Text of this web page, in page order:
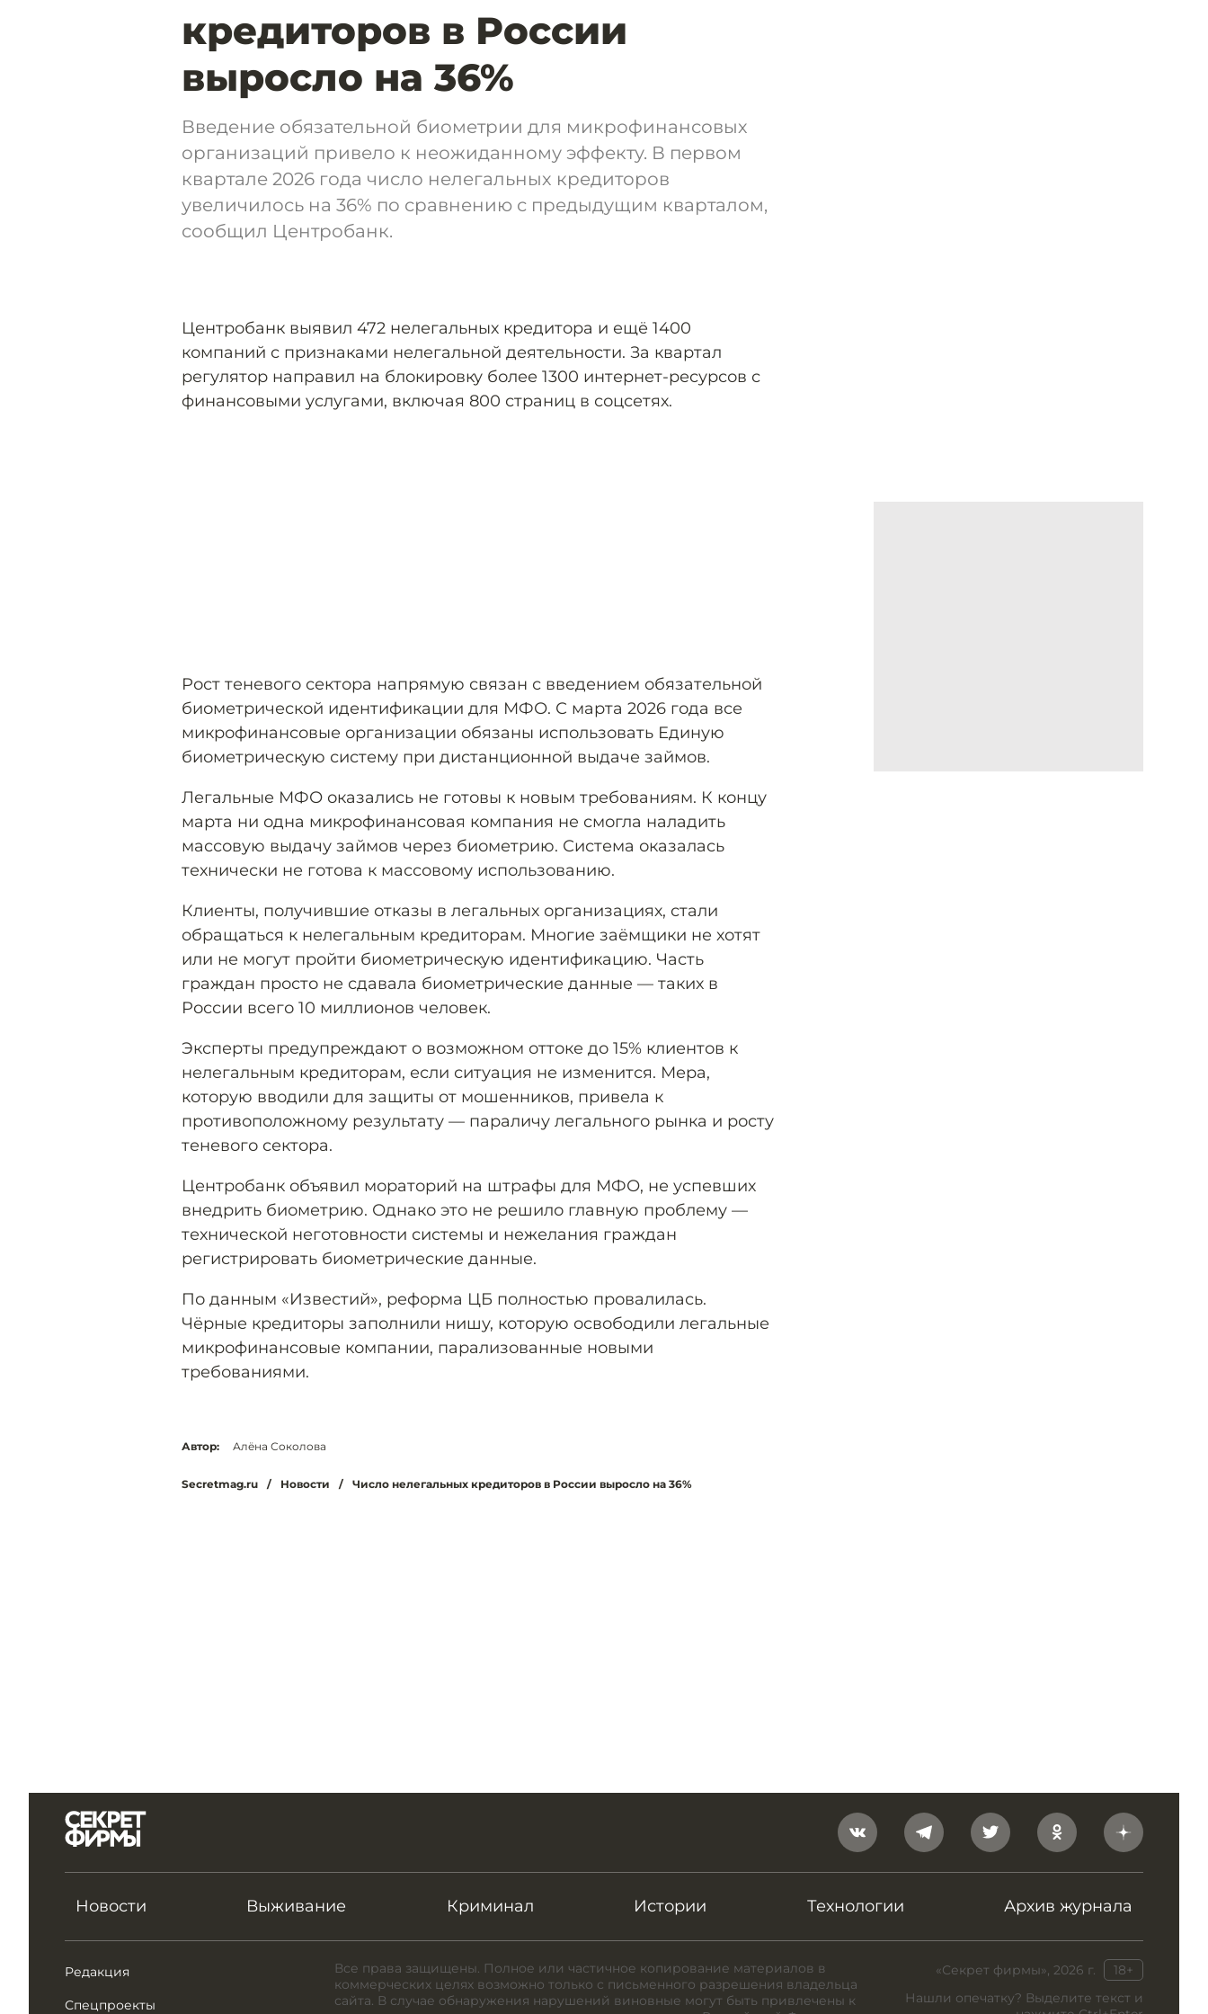
кредиторов в России
выросло на 36%
Введение обязательной биометрии для микрофинансовых
организаций привело к неожиданному эффекту. В первом
квартале 2026 года число нелегальных кредиторов
увеличилось на 36% по сравнению с предыдущим кварталом,
сообщил Центробанк.
Центробанк выявил 472 нелегальных кредитора и ещё 1400
компаний с признаками нелегальной деятельности. За квартал
регулятор направил на блокировку более 1300 интернет-ресурсов с
финансовыми услугами, включая 800 страниц в соцсетях.
Рост теневого сектора напрямую связан с введением обязательной
биометрической идентификации для МФО. С марта 2026 года все
микрофинансовые организации обязаны использовать Единую
биометрическую систему при дистанционной выдаче займов.
Легальные МФО оказались не готовы к новым требованиям. К концу
марта ни одна микрофинансовая компания не смогла наладить
массовую выдачу займов через биометрию. Система оказалась
технически не готова к массовому использованию.
Клиенты, получившие отказы в легальных организациях, стали
обращаться к нелегальным кредиторам. Многие заёмщики не хотят
или не могут пройти биометрическую идентификацию. Часть
граждан просто не сдавала биометрические данные — таких в
России всего 10 миллионов человек.
Эксперты предупреждают о возможном оттоке до 15% клиентов к
нелегальным кредиторам, если ситуация не изменится. Мера,
которую вводили для защиты от мошенников, привела к
противоположному результату — параличу легального рынка и росту
теневого сектора.
Центробанк объявил мораторий на штрафы для МФО, не успевших
внедрить биометрию. Однако это не решило главную проблему —
технической неготовности системы и нежелания граждан
регистрировать биометрические данные.
По данным «Известий», реформа ЦБ полностью провалилась.
Чёрные кредиторы заполнили нишу, которую освободили легальные
микрофинансовые компании, парализованные новыми
требованиями.
Автор: Алёна Соколова
Secretmag.ru / Новости / Число нелегальных кредиторов в России выросло на 36%
Новости Выживание Криминал Истории Технологии Архив журнала
Редакция
Спецпроекты
«Секрет фирмы», 2026 г.
18+
Нашли опечатку? Выделите текст и
Все права защищены. Полное или частичное копирование материалов в
коммерческих целях возможно только с письменного разрешения владельца
сайта. В случае обнаружения нарушений виновные могут быть привлечены к